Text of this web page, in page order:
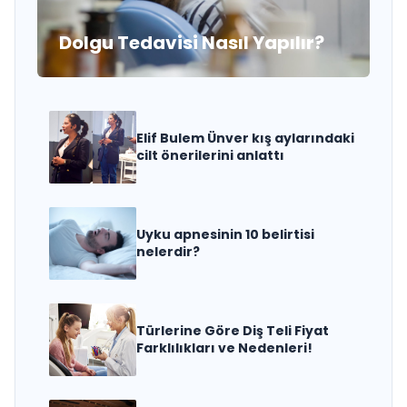
Dolgu Tedavisi Nasıl Yapılır?
Elif Bulem Ünver kış aylarındaki
cilt önerilerini anlattı
Uyku apnesinin 10 belirtisi
nelerdir?
Türlerine Göre Diş Teli Fiyat
Farklılıkları ve Nedenleri!